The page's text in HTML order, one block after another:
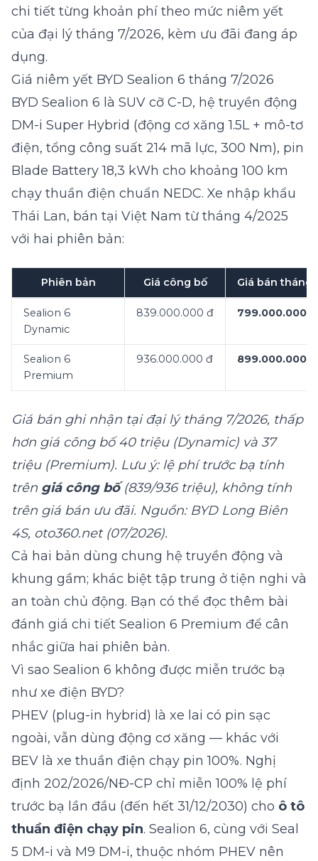
chi tiết từng khoản phí theo mức niêm yết
của đại lý tháng 7/2026, kèm ưu đãi đang áp
dụng.
Giá niêm yết BYD Sealion 6 tháng 7/2026
BYD Sealion 6 là SUV cỡ C-D, hệ truyền động
DM-i Super Hybrid (động cơ xăng 1.5L + mô-tơ
điện, tổng công suất 214 mã lực, 300 Nm), pin
Blade Battery 18,3 kWh cho khoảng 100 km
chạy thuần điện chuẩn NEDC. Xe nhập khẩu
Thái Lan, bán tại Việt Nam từ tháng 4/2025
với hai phiên bản:
Phiên bản Giá công bố Giá bán tháng
Sealion 6
Dynamic
839.000.000 đ 799.000.000 đ
Sealion 6
Premium
936.000.000 đ 899.000.000 đ
Giá bán ghi nhận tại đại lý tháng 7/2026, thấp
hơn giá công bố 40 triệu (Dynamic) và 37
triệu (Premium). Lưu ý: lệ phí trước bạ tính
trên giá công bố(839/936 triệu), không tính
trên giá bán ưu đãi. Nguồn: BYD Long Biên
4S, oto360.net (07/2026).
Cả hai bản dùng chung hệ truyền động và
khung gầm; khác biệt tập trung ở tiện nghi và
an toàn chủ động. Bạn có thể đọc thêm bài
đánh giá chi tiết Sealion 6 Premium để cân
nhắc giữa hai phiên bản.
Vì sao Sealion 6 không được miễn trước bạ
như xe điện BYD?
PHEV (plug-in hybrid) là xe lai có pin sạc
ngoài, vẫn dùng động cơ xăng — khác với
BEV là xe thuần điện chạy pin 100%. Nghị
định 202/2026/NĐ-CP chỉ miễn 100% lệ phí
trước bạ lần đầu (đến hết 31/12/2030) cho ô tô
thuần điện chạy pin. Sealion 6, cùng với Seal
5 DM-i và M9 DM-i, thuộc nhóm PHEV nên